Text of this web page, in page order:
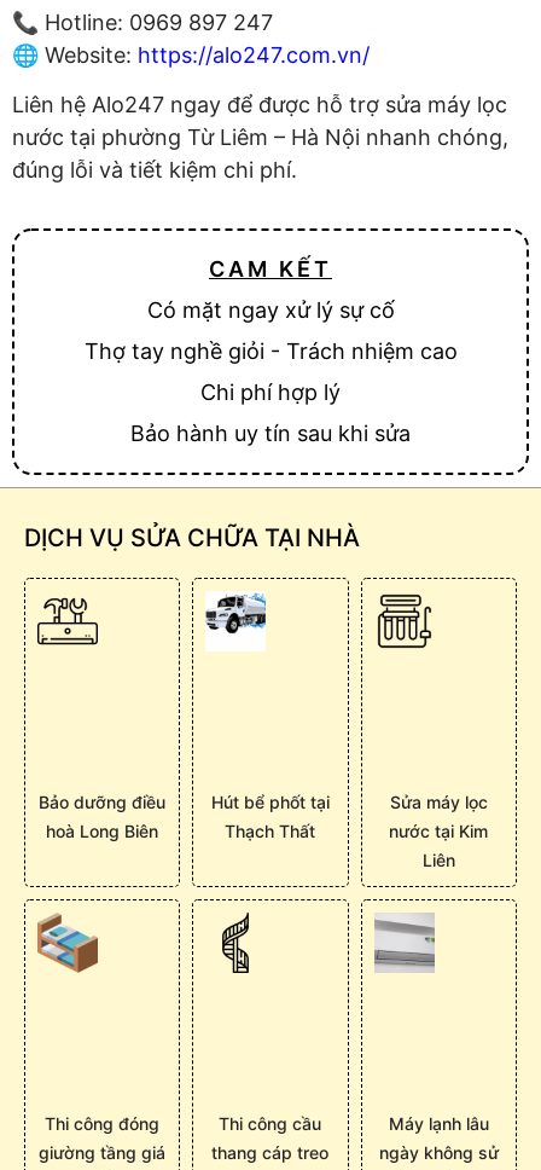
📞 Hotline: 0969 897 247
🌐 Website: https://alo247.com.vn/
Liên hệ Alo247 ngay để được hỗ trợ sửa máy lọc
nước tại phường Từ Liêm – Hà Nội nhanh chóng,
đúng lỗi và tiết kiệm chi phí.
CAM KẾT
Có mặt ngay xử lý sự cố
Thợ tay nghề giỏi - Trách nhiệm cao
Chi phí hợp lý
Bảo hành uy tín sau khi sửa
DỊCH VỤ SỬA CHỮA TẠI NHÀ
Bảo dưỡng điều
hoà Long Biên
Hút bể phốt tại
Thạch Thất
Sửa máy lọc
nước tại Kim
Liên
Thi công đóng
giường tầng giá
Thi công cầu
thang cáp treo
Máy lạnh lâu
ngày không sử